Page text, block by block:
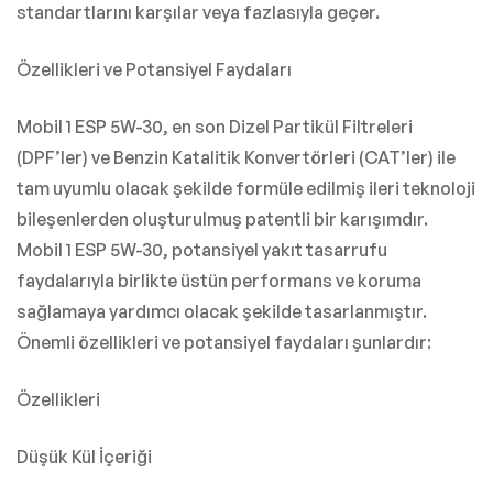
standartlarını karşılar veya fazlasıyla geçer.
Özellikleri ve Potansiyel Faydaları
Mobil 1 ESP 5W-30, en son Dizel Partikül Filtreleri
(DPF’ler) ve Benzin Katalitik Konvertörleri (CAT’ler) ile
tam uyumlu olacak şekilde formüle edilmiş ileri teknoloji
bileşenlerden oluşturulmuş patentli bir karışımdır.
Mobil 1 ESP 5W-30, potansiyel yakıt tasarrufu
faydalarıyla birlikte üstün performans ve koruma
sağlamaya yardımcı olacak şekilde tasarlanmıştır.
Önemli özellikleri ve potansiyel faydaları şunlardır:
Özellikleri
Düşük Kül İçeriği